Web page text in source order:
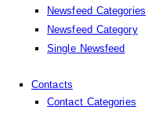
Newsfeed Categories
Newsfeed Category
Single Newsfeed
Contacts
Contact Categories